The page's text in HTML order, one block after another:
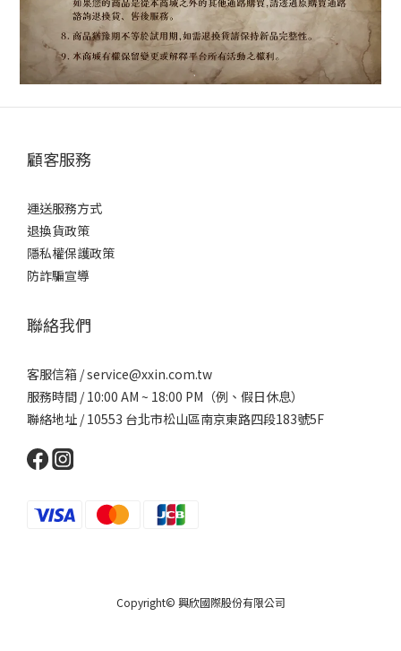
顧客服務
運送服務方式
退換貨政策
隱私權保護政策
防詐騙宣導
聯絡我們
客服信箱 /service@xxin.com.tw
服務時間 / 10:00 AM ~ 18:00 PM（例、假日休息）
聯絡地址 / 10553 台北市松山區南京東路四段183號5F
Copyright© 興欣國際股份有限公司